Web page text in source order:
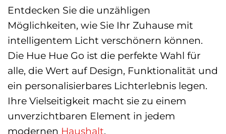
Entdecken Sie die unzähligen
Möglichkeiten, wie Sie Ihr Zuhause mit
intelligentem Licht verschönern können.
Die Hue Hue Go ist die perfekte Wahl für
alle, die Wert auf Design, Funktionalität und
ein personalisierbares Lichterlebnis legen.
Ihre Vielseitigkeit macht sie zu einem
unverzichtbaren Element in jedem
modernen Haushalt.